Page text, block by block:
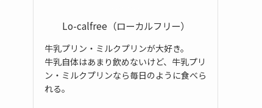
Lo-calfree（ローカルフリー）
牛乳プリン・ミルクプリンが大好き。
牛乳自体はあまり飲めないけど、牛乳プリ
ン・ミルクプリンなら毎日のように食べら
れる。